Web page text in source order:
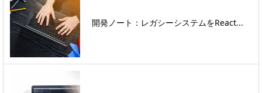
開発ノート：レガシーシステムをReact...